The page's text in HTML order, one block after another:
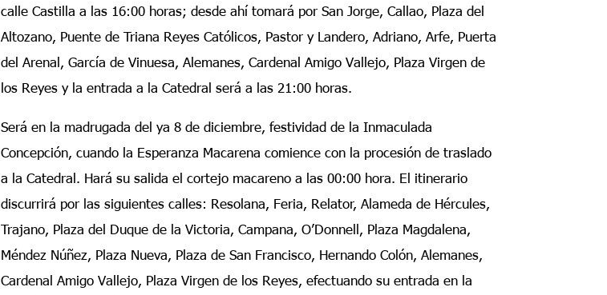
calle Castilla a las 16:00 horas; desde ahí tomará por San Jorge, Callao, Plaza del
Altozano, Puente de Triana Reyes Católicos, Pastor y Landero, Adriano, Arfe, Puerta
del Arenal, García de Vinuesa, Alemanes, Cardenal Amigo Vallejo, Plaza Virgen de
los Reyes y la entrada a la Catedral será a las 21:00 horas.
Será en la madrugada del ya 8 de diciembre, festividad de la Inmaculada
Concepción, cuando la Esperanza Macarena comience con la procesión de traslado
a la Catedral. Hará su salida el cortejo macareno a las 00:00 hora. El itinerario
discurrirá por las siguientes calles: Resolana, Feria, Relator, Alameda de Hércules,
Trajano, Plaza del Duque de la Victoria, Campana, O’Donnell, Plaza Magdalena,
Méndez Núñez, Plaza Nueva, Plaza de San Francisco, Hernando Colón, Alemanes,
Cardenal Amigo Vallejo, Plaza Virgen de los Reyes, efectuando su entrada en la